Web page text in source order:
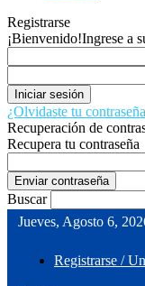
Registrarse
¡Bienvenido!Ingrese a
¿Olvidaste tu
Recuperación de
Recupera tu contraseña
Buscar
Jueves, Agosto 6,
Registrarse /